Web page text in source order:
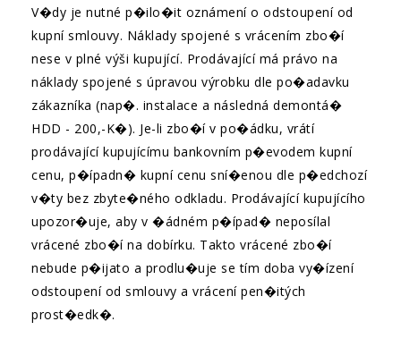
V�dy je nutné p�ilo�it oznámení o odstoupení od
kupní smlouvy. Náklady spojené s vrácením zbo�í
nese v plné výši kupující. Prodávající má právo na
náklady spojené s úpravou výrobku dle po�adavku
zákazníka (nap�. instalace a následná demontá�
HDD - 200,-K�). Je-li zbo�í v po�ádku, vrátí
prodávající kupujícímu bankovním p�evodem kupní
cenu, p�ípadn� kupní cenu sní�enou dle p�edchozí
v�ty bez zbyte�ného odkladu. Prodávající kupujícího
upozor�uje, aby v �ádném p�ípad� neposílal
vrácené zbo�í na dobírku. Takto vrácené zbo�í
nebude p�ijato a prodlu�uje se tím doba vy�ízení
odstoupení od smlouvy a vrácení pen�itých
prost�edk�.